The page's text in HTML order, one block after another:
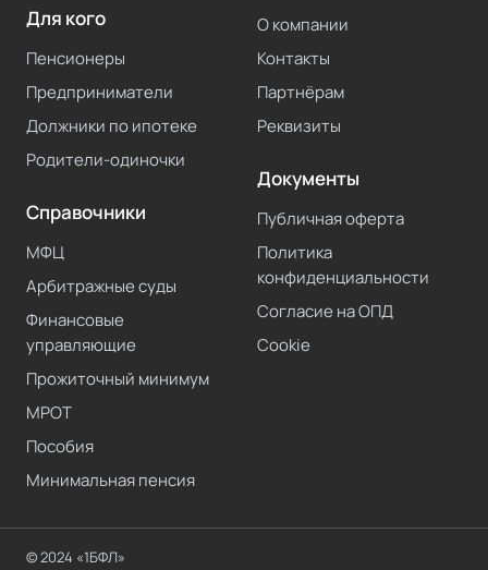
Для кого
Пенсионеры
Предприниматели
Должники по ипотеке
Родители-одиночки
Справочники
МФЦ
Арбитражные суды
Финансовые
управляющие
Прожиточный минимум
МРОТ
Пособия
Минимальная пенсия
О компании
Контакты
Партнёрам
Реквизиты
Документы
Публичная оферта
Политика
конфиденциальности
Согласие на ОПД
Cookie
© 2024 «1БФЛ»